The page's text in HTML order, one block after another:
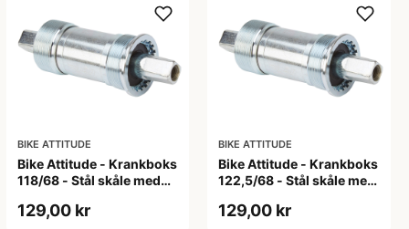
BIKE ATTITUDE
Bike Attitude - Krankboks
118/68 - Stål skåle med
129,00 kr
BIKE ATTITUDE
Bike Attitude - Krankboks
122,5/68 - Stål skåle med
129,00 kr